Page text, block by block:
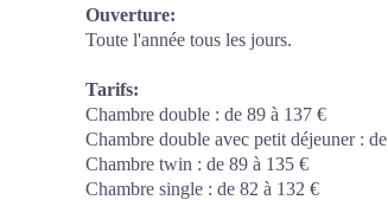
Ouverture:
Toute l'année tous les jours.
Tarifs:
Chambre double : de 89 à 137 €
Chambre double avec petit déjeuner :
Chambre twin : de 89 à 135 €
Chambre single : de 82 à 132 €